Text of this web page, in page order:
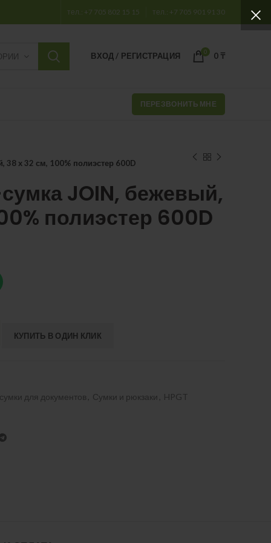
тел.: +7 705 802 15 15 тел.: +7 705 901 91 30
ВХОД / РЕГИСТРАЦИЯ 0 0 ₸
ПЕРЕЗВОНИТЬ МНЕ
х 32 см, 100% полиэстер 600D
JOIN, бежевый,
полиэстер 600D
КУПИТЬ В ОДИН КЛИК
для документов Сумки и рюкзаки
HPGT